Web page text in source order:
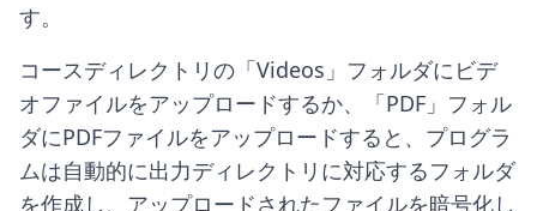
す。
コースディレクトリの「Videos」フォルダにビデ
オファイルをアップロードするか、「PDF」フォル
ダにPDFファイルをアップロードすると、プログラ
ムは自動的に出力ディレクトリに対応するフォルダ
を作成し、アップロードされたファイルを暗号化し